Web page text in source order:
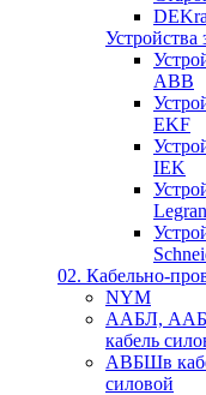
ABB
EKF
IEK
02. Кабельно-
NYM
ААБЛ,
кабель
АВБШв
силовой